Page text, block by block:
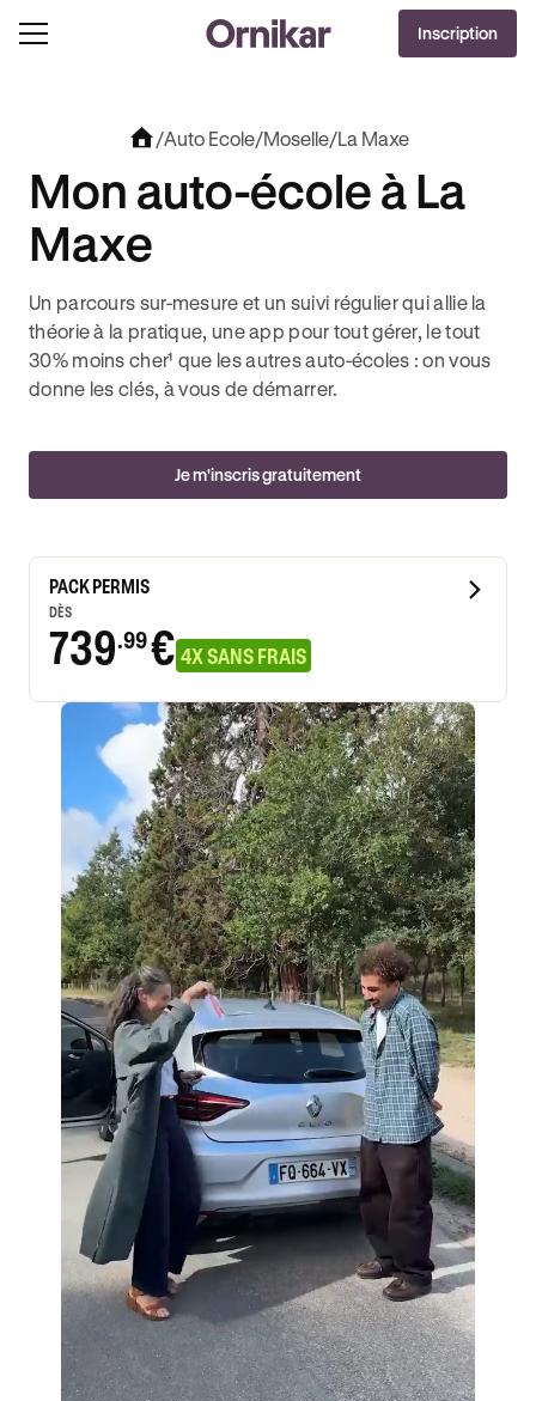
OFFRE EXCLUSIVE
JUSQU’À 170€ OFFERTS AVEC
J'EN PROFITE !
Inscription
/Auto Ecole/Moselle/La Maxe
Mon auto-école à La
Maxe
Un parcours sur-mesure et un suivi régulier qui allie la
théorie à la pratique, une app pour tout gérer, le tout
30% moins cher¹ que les autres auto-écoles : on vous
donne les clés, à vous de démarrer.
Je m'inscris gratuitement
PACK PERMIS
DÈS
739.99€ 4X SANS FRAIS